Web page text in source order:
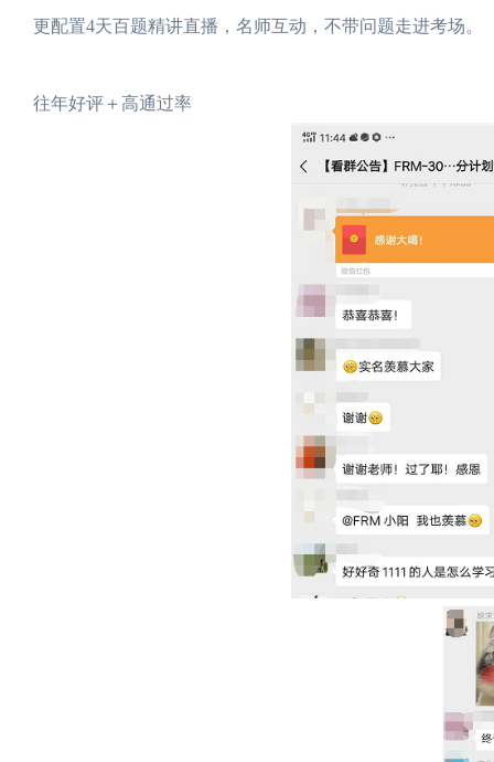
更配置4天百题精讲直播，名师互动，不带问题走进考场。
往年好评＋高通过率